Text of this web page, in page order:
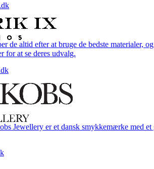
de altid efter at bruge de bedste materialer,
for at se deres udvalg.
Jewellery er et dansk smykkemærke med